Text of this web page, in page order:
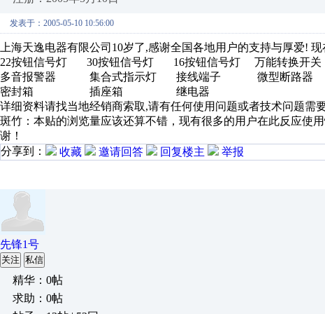
发表于：2005-05-10 10:56:00
上海天逸电器有限公司10岁了,感谢全国各地用户的支持与厚爱!
22按钮信号灯 30按钮信号灯 16按钮信号灯 万能转换
多音报警器 集合式指示灯 接线端子 微型断
密封箱 插座箱 继电器
详细资料请找当地经销商索取,请有任何使用问题或者技术问题需
斑竹：本贴的浏览量应该还算不错，现有很多的用户在此反应使
谢！
分享到：
收藏 邀请回答 回复楼主 举报
先锋1号
关注 私信
精华：0帖
求助：0帖